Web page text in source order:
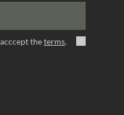
theterms.